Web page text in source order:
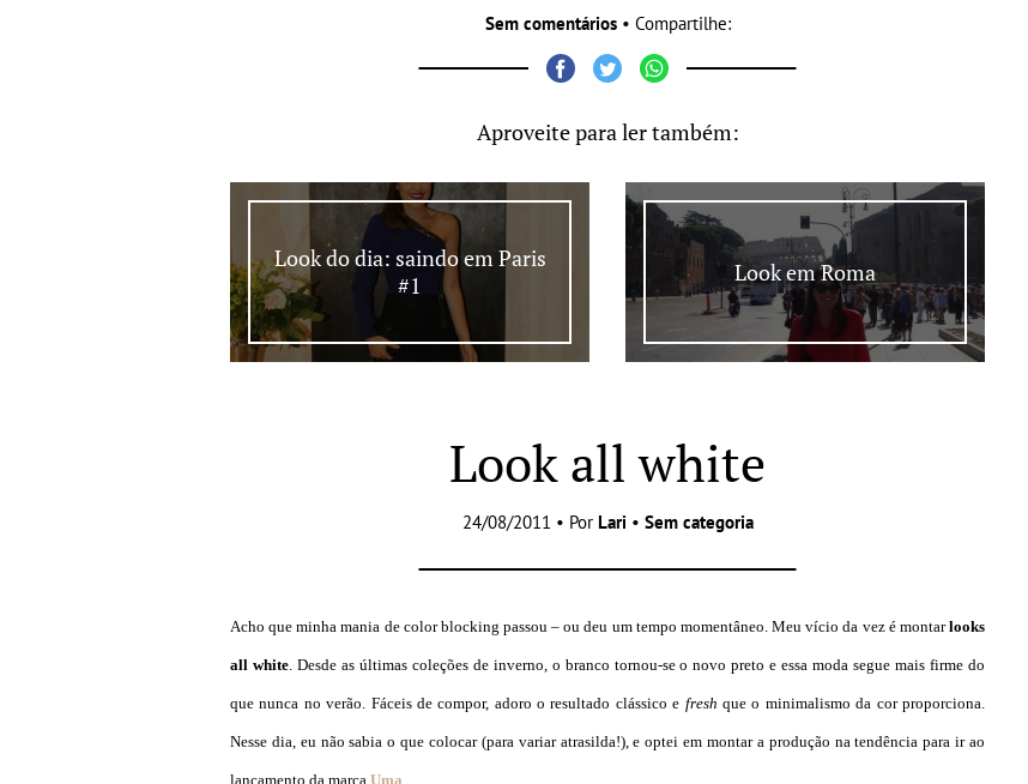
Sem comentários• Compartilhe:
Aproveite para ler também:
Look do dia: saindo em Paris
#1
Look em Roma
Look all white
24/08/2011 • Por Lari • Sem categoria
Acho que minha mania de color blocking passou – ou deu um tempo momentâneo. Meu vício da vez é montarlooks
all white. Desde as últimas coleções de inverno, o branco tornou-se o novo preto e essa moda segue mais firme do
que nunca no verão. Fáceis de compor, adoro o resultado clássico e fresh que o minimalismo da cor proporciona.
Nesse dia, eu não sabia o que colocar (para variar atrasilda!), e optei em montar a produção na tendência para ir ao
lançamento da marca Uma